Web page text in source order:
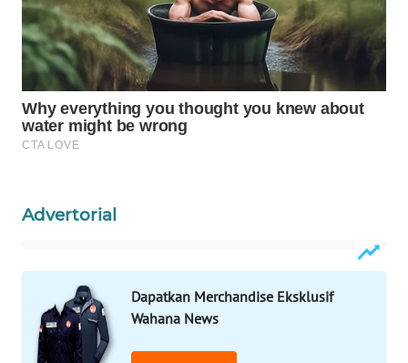
Advertorial
Dapatkan Merchandise Eksklusif
Wahana News
WN
BORNEO
Wahana
Media
Group
WAHANA
WAHANA
WAHANA
ADVOKAT
WAHANA